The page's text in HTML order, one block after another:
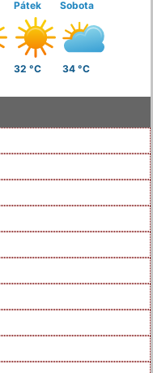
Pátek
32 °C
Sobota
34 °C